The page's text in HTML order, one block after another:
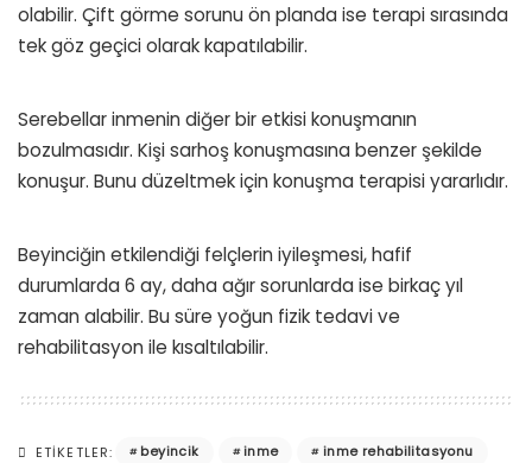
olabilir. Çift görme sorunu ön planda ise terapi sırasında
tek göz geçici olarak kapatılabilir.
Serebellar inmenin diğer bir etkisi konuşmanın
bozulmasıdır. Kişi sarhoş konuşmasına benzer şekilde
konuşur. Bunu düzeltmek için konuşma terapisi yararlıdır.
Beyinciğin etkilendiği felçlerin iyileşmesi, hafif
durumlarda 6 ay, daha ağır sorunlarda ise birkaç yıl
zaman alabilir. Bu süre yoğun fizik tedavi ve
rehabilitasyon ile kısaltılabilir.
ETIKETLER: beyincik inme inme rehabilitasyonu